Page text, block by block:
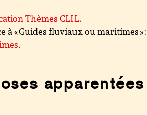
Thèmes CLIL.
à « Guides fluviaux ou maritimes » :
.
apparentées